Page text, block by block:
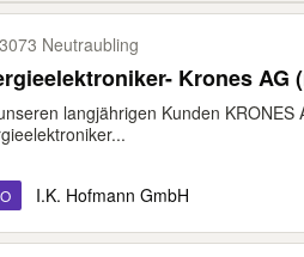
Neutraubling
Krones AG
langjährigen Kunden KRONES
I.K. Hofmann GmbH